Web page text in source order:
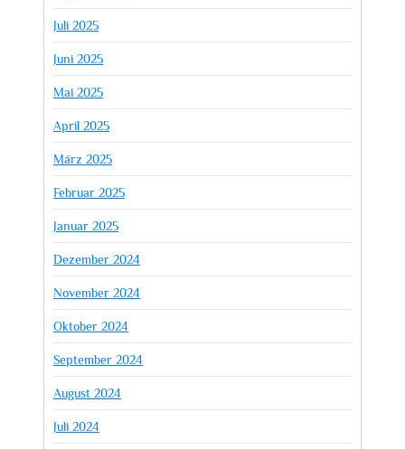
Juli 2025
Juni 2025
Mai 2025
April 2025
März 2025
Februar 2025
Januar 2025
Dezember 2024
November 2024
Oktober 2024
September 2024
August 2024
Juli 2024